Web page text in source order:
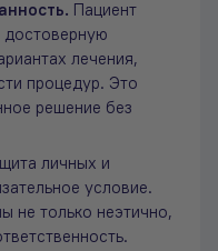
Пациент
лечения,
процедур. Это
решение без
личных и
условие.
не только неэтично,